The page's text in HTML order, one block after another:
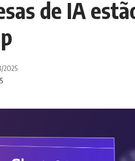
de IA
2025